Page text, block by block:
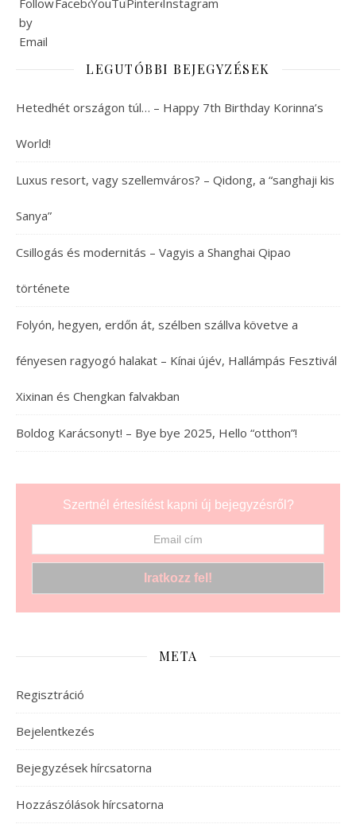
LEGUTÓBBI BEJEGYZÉSEK
Hetedhét országon túl… – Happy 7th Birthday Korinna’s
World!
Luxus resort, vagy szellemváros? – Qidong, a “sanghaji kis
Sanya”
Csillogás és modernitás – Vagyis a Shanghai Qipao
története
Folyón, hegyen, erdőn át, szélben szállva követve a
fényesen ragyogó halakat – Kínai újév, Hallámpás Fesztivál
Xixinan és Chengkan falvakban
Boldog Karácsonyt! – Bye bye 2025, Hello “otthon”!
Szertnél értesítést kapni új bejegyzésről?
META
Regisztráció
Bejelentkezés
Bejegyzések hírcsatorna
Hozzászólások hírcsatorna